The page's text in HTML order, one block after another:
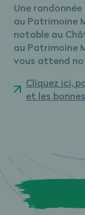
Une
au Patrimoine
notable au
au Patrimoine
vous attend
Cliquez ici,
et les